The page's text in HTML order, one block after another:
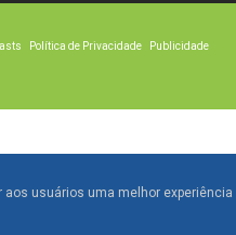
Política de Privacidade Publicidade
usuários uma melhor experiência